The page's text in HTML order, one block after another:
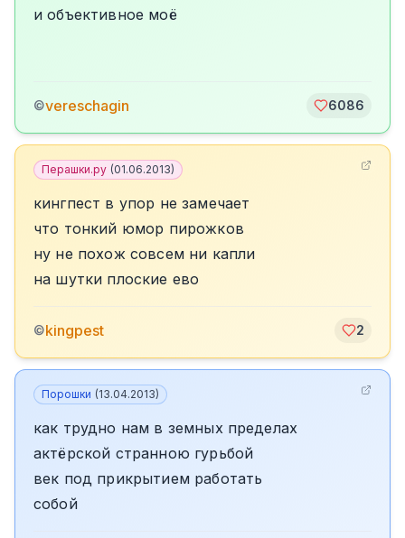
и объективное моё
©vereschagin 6086
Перашки.ру (01.06.2013)
кингпест в упор не замечает
что тонкий юмор пирожков
ну не похож совсем ни капли
на шутки плоские ево
©kingpest 2
Порошки (13.04.2013)
как трудно нам в земных пределах
актёрской странною гурьбой
век под прикрытием работать
собой